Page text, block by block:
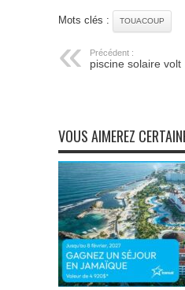
Mots clés : TOUACOUP
Précédent :
piscine solaire volt
VOUS AIMEREZ